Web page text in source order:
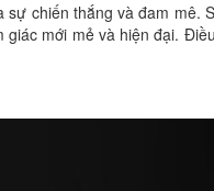
chiến thắng và đam
mới mẻ và hiện đại.